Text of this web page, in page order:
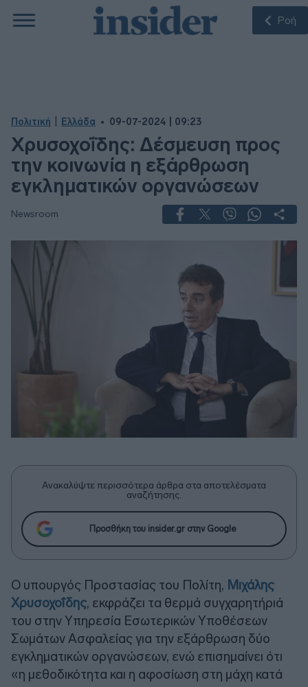
Ροή
Πολιτική Ελλάδα 09-07-2024 | 09:23
Χρυσοχοΐδης: Δέσμευση προς
την κοινωνία η εξάρθρωση
εγκληματικών οργανώσεων
Newsroom
Ανακαλύψτε περισσότερα άρθρα στα αποτελέσματα
αναζήτησης.
Προσθήκη του insider.gr στην Google
Ο υπουργός Προστασίας του Πολίτη, Μιχάλης
Χρυσοχοΐδης, εκφράζει τα θερμά συγχαρητήριά
του στην Υπηρεσία Εσωτερικών Υποθέσεων
Σωμάτων Ασφαλείας για την εξάρθρωση δύο
εγκληματικών οργανώσεων, ενώ επισημαίνει ότι
«η μεθοδικότητα και η αφοσίωση στη μάχη κατά